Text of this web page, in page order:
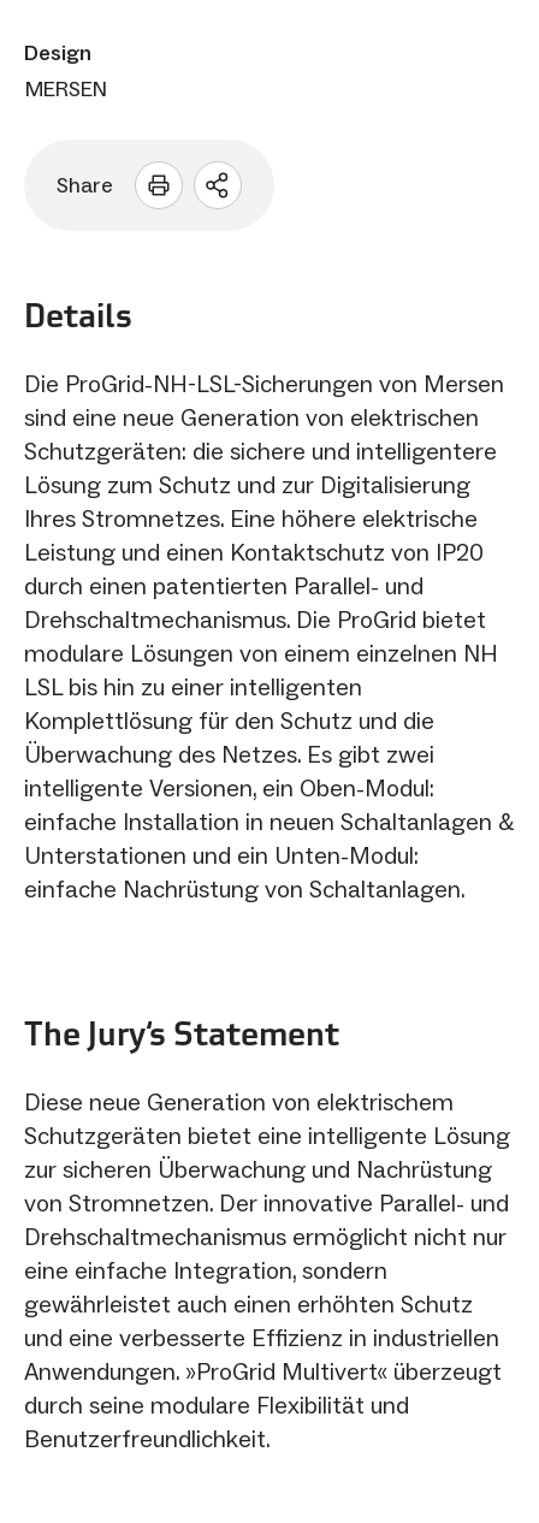
Design
MERSEN
Share
Sharing
Details
Die ProGrid-NH-LSL-Sicherungen von Mersen
sind eine neue Generation von elektrischen
Schutzgeräten: die sichere und intelligentere
Lösung zum Schutz und zur Digitalisierung
Ihres Stromnetzes. Eine höhere elektrische
Leistung und einen Kontaktschutz von IP20
durch einen patentierten Parallel- und
Drehschaltmechanismus. Die ProGrid bietet
modulare Lösungen von einem einzelnen NH
LSL bis hin zu einer intelligenten
Komplettlösung für den Schutz und die
Überwachung des Netzes. Es gibt zwei
intelligente Versionen, ein Oben-Modul:
einfache Installation in neuen Schaltanlagen &
Unterstationen und ein Unten-Modul:
einfache Nachrüstung von Schaltanlagen.
The Jury‘s Statement
Diese neue Generation von elektrischem
Schutzgeräten bietet eine intelligente Lösung
zur sicheren Überwachung und Nachrüstung
von Stromnetzen. Der innovative Parallel- und
Drehschaltmechanismus ermöglicht nicht nur
eine einfache Integration, sondern
gewährleistet auch einen erhöhten Schutz
und eine verbesserte Effizienz in industriellen
Anwendungen. »ProGrid Multivert« überzeugt
durch seine modulare Flexibilität und
Benutzerfreundlichkeit.